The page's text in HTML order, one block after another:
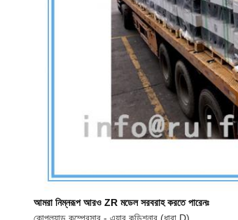
আমরা নিম্নরূপ আরও ZR মডেল সরবরাহ করতে পারেনঃ